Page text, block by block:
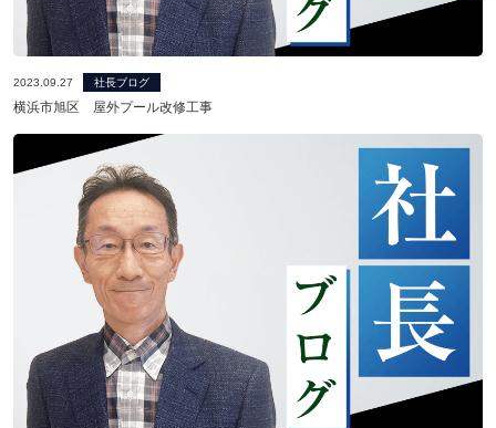
未分類
お問い合わせ
受付：9：00 ～ 17：00
月～金曜日（※祝祭日を除く）
閉じる
2023.09.27 社長ブログ
横浜市旭区 屋外プール改修工事